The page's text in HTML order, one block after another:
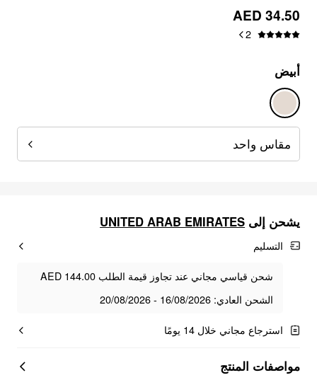
AED 34.50
2
أبيض
مقاس واحد
يشحن إلى UNITED ARAB EMIRATES
التسليم
شحن قياسي مجاني عند تجاوز قيمة الطلب AED 144.00
الشحن العادي: 16/08/2026 - 20/08/2026
استرجاع مجاني خلال 14 يومًا
مواصفات المنتج